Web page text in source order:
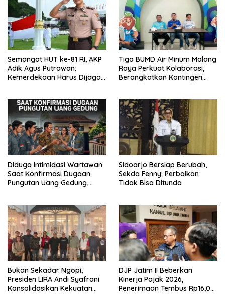
Semangat HUT ke-81 RI, AKP
Adik Agus Putrawan:
Kemerdekaan Harus Dijaga
Tiga BUMD Air Minum Malang
Raya Perkuat Kolaborasi,
Berangkatkan Kontingen
Diduga Intimidasi Wartawan
Saat Konfirmasi Dugaan
Pungutan Uang Gedung,
Buka suara
Sidoarjo Bersiap Berubah,
Sekda Fenny: Perbaikan
Tidak Bisa Ditunda
Bukan Sekadar Ngopi,
Presiden LIRA Andi Syafrani
Konsolidasikan Kekuatan
DJP Jatim II Beberkan
Kinerja Pajak 2026,
Penerimaan Tembus Rp16,08